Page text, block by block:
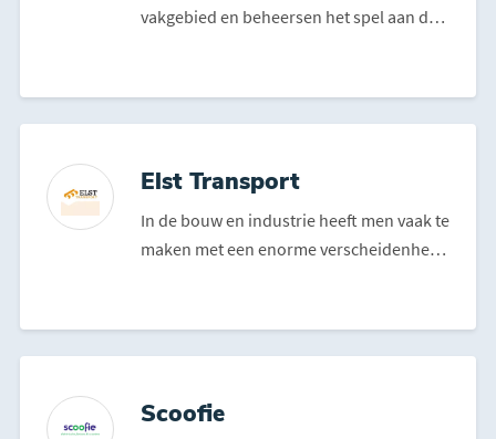
vakgebied en beheersen het spel aan de
Elst Transport
In de bouw en industrie heeft men vaak te
maken met een enorme verscheidenheid
Scoofie